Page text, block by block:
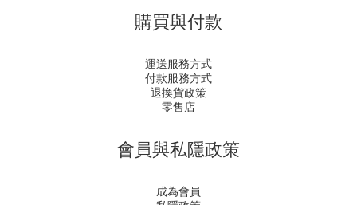
購買與付款
運送服務方式
付款服務方式
退換貨政策
零售店
會員與私隱政策
成為會員